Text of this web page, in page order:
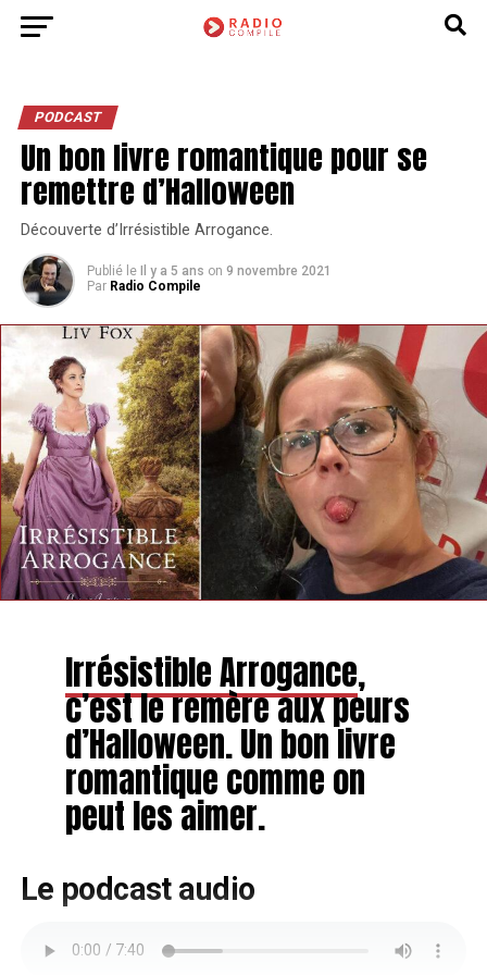
PODCAST
Un bon livre romantique pour se
remettre d’Halloween
Découverte d’Irrésistible Arrogance.
Publié le Il y a 5 ans on 9 novembre 2021
Par Radio Compile
Irrésistible Arrogance,
c’est le remère aux peurs
d’Halloween. Un bon livre
romantique comme on
peut les aimer.
Le podcast audio